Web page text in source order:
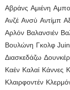
Αβράνς Αμιένη
Ανζέ Ανσύ Αντίμπ
Αρλόν Βαλανσιέν
Βουλώνη Γκολφ Juin
Διασκεδάζω
Καέν Καλαί Κάννες
Κλαιρφοντέν